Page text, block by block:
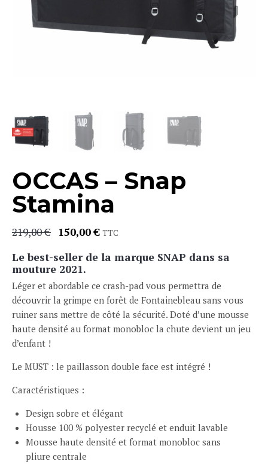
OCCAS – Snap
Stamina
219,00€
Le
initial
était :
219,00 €.
150,00€Le
actuel
150,00 €.
TTC
Le best-seller de la marque SNAP dans sa
mouture 2021.
Léger et abordable ce crash-pad vous permettra de
découvrir la grimpe en forêt de Fontainebleau sans vous
ruiner sans mettre de côté la sécurité. Doté d’une mousse
haute densité au format monobloc la chute devient un jeu
d’enfant !
Le MUST : le paillasson double face est intégré !
Caractéristiques :
Design sobre et élégant
Housse 100 % polyester recyclé et enduit lavable
Mousse haute densité et format monobloc sans
pliure centrale